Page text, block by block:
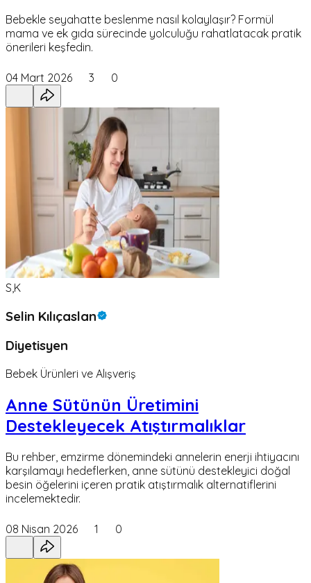
Bebekle seyahatte beslenme nasıl kolaylaşır? Formül
mama ve ek gıda sürecinde yolculuğu rahatlatacak pratik
önerileri keşfedin.
04 Mart 2026 3 0
S,K
Selin Kılıçaslan
Diyetisyen
Bebek Ürünleri ve Alışveriş
Anne Sütünün Üretimini
Destekleyecek Atıştırmalıklar
Bu rehber, emzirme dönemindeki annelerin enerji ihtiyacını
karşılamayı hedeflerken, anne sütünü destekleyici doğal
besin öğelerini içeren pratik atıştırmalık alternatiflerini
incelemektedir.
08 Nisan 2026 1 0